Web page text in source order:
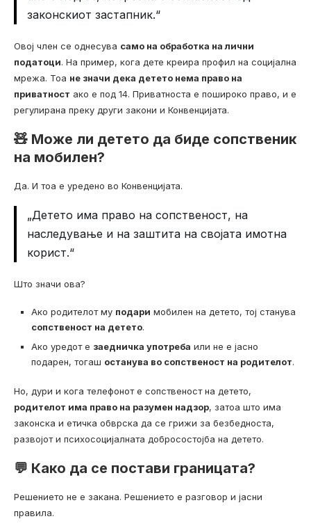
законскиот застапник.“
Овој член се однесува само на обработка на лични
податоци. На пример, кога дете креира профил на социјална
мрежа. Тоа не значи дека детето нема право на
приватност ако е под 14. Приватноста е пошироко право, и е
регулирана преку други закони и Конвенцијата.
🧸 Може ли детето да биде сопственик
на мобилен?
Да. И тоа е уредено во Конвенцијата.
„Детето има право на сопственост, на
наследување и на заштита на својата имотна
корист.“
Што значи ова?
Ако родителот му подари мобилен на детето, тој станува
сопственост на детето.
Ако уредот е заедничка употреба или не е јасно
подарен, тогаш останува во сопственост на родителот.
Но, дури и кога телефонот е сопственост на детето,
родителот има право на разумен надзор, затоа што има
законска и етичка обврска да се грижи за безбедноста,
развојот и психосоцијалната добросостојба на детето.
💬 Како да се постави границата?
Решението не е закана. Решението е разговор и јасни
правила.